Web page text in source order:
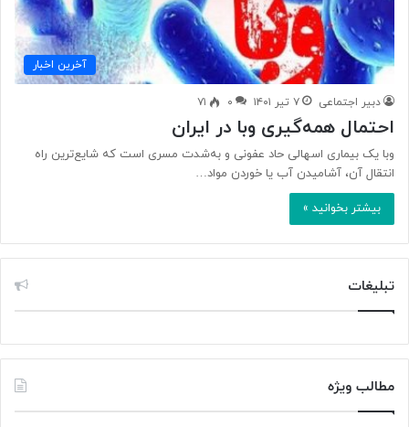
آخرین اخبار
دبیر اجتماعی ۷ تیر ۱۴۰۱ ۰ ۷۱
احتمال همه‌گیری وبا در ایران
وبا یک بیماری اسهالی حاد عفونی و به‌شدت مسری است که شایع‌ترین راه
انتقال آن، آشامیدن آب یا خوردن مواد…
بیشتر بخوانید »
تبلیغات
مطالب ویژه